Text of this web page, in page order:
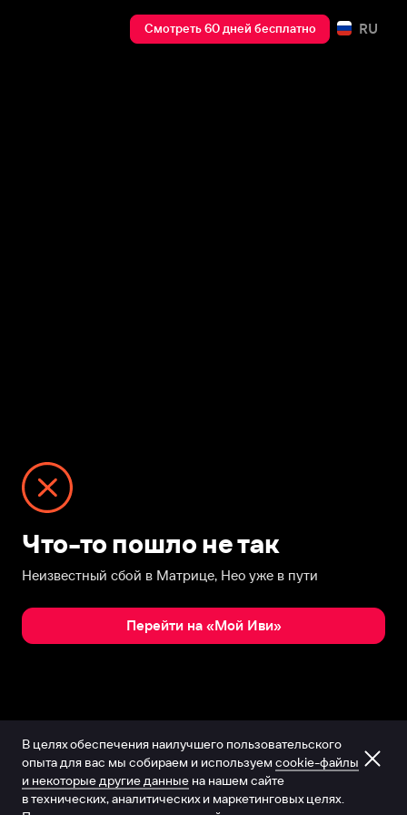
Смотреть 60 дней бесплатно RU
Что-то пошло не так
Неизвестный сбой в Матрице, Нео уже в пути
Перейти на «Мой Иви»
В целях обеспечения наилучшего пользовательского
опыта для вас мы собираем и используем cookie-файлы
и некоторые другие данные на нашем сайте
в технических, аналитических и маркетинговых целях.